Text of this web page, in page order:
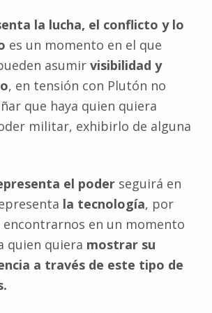
la lucha, el conflicto y lo
es un momento en el que
asumir visibilidad y
, en tensión con Plutón no
que haya quien quiera
militar, exhibirlo de alguna
el poderseguirá en
la tecnología, por
en un momento
quien quiera mostrar su
a través de este tipo de